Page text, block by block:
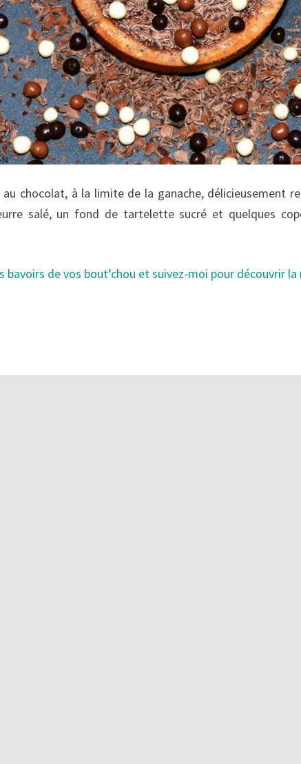
au chocolat, à la limite de la ganache, délicieusement
salé, un fond de tartelette sucré et quelques
bavoirs de vos bout’chou et suivez-moi pour découvrir